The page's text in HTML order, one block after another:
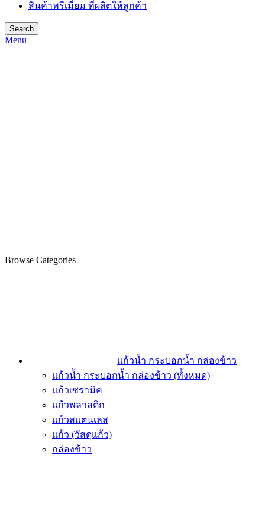
สินค้าพรีเมี่ยม ที่ผลิตให้ลูกค้า
Search
Menu
Browse Categories
แก้วน้ำ กระบอกน้ำ กล่องข้าว
แก้วน้ำ กระบอกน้ำ กล่องข้าว (ทั้งหมด)
แก้วเซรามิค
แก้วพลาสติก
แก้วสแตนเลส
แก้ว (วัสดุแก้ว)
กล่องข้าว